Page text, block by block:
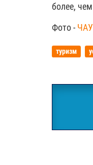
более,
Фото -
туризм